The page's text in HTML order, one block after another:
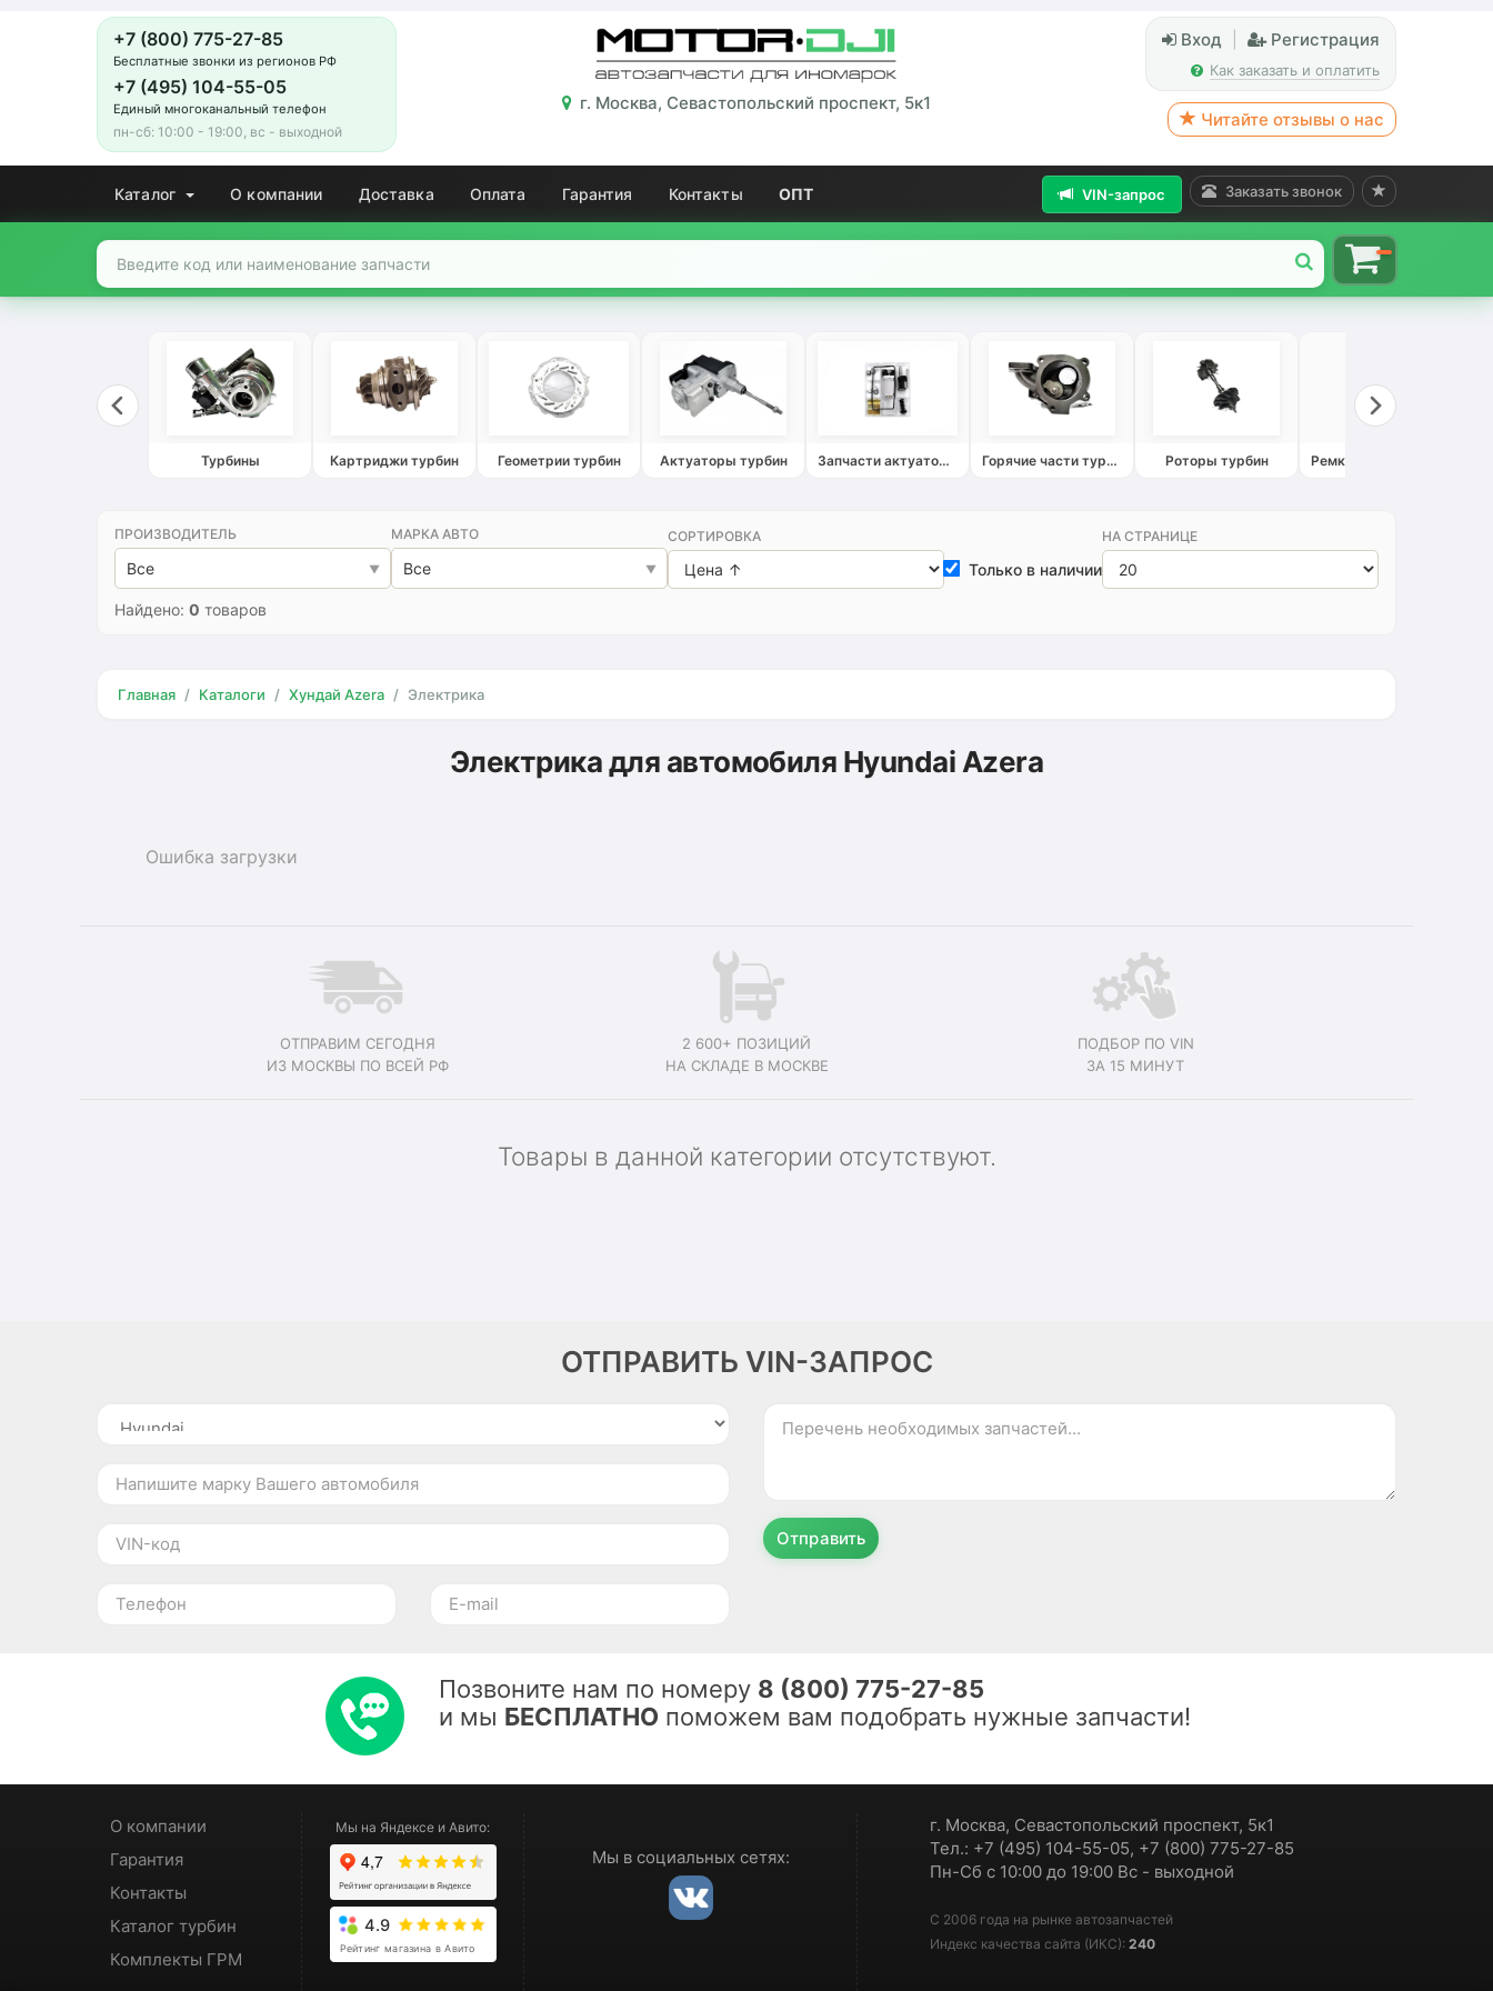
+7 (800) 775-27-85
Бесплатные звонки из регионов РФ
+7 (495) 104-55-05
Единый многоканальный телефон
пн-сб: 10:00 - 19:00, вс - выходной
г. Москва, Севастопольский проспект, 5к1
Вход Регистрация
Как заказать и оплатить
Читайте отзывы о нас
Каталог О компании Доставка Оплата Гарантия Контакты ОПТ Заказать звонок
VIN-запрос
Турбины Картриджи турбин Геометрии турбин Актуаторы турбин Запчасти актуаторов турбин Горячие части турбин Роторы турбин
ПРОИЗВОДИТЕЛЬ
Все
МАРКА АВТО
Все
СОРТИРОВКА
Только в наличии
НА СТРАНИЦЕ
Найдено: 0 товаров
Главная Каталоги Хундай Azera Электрика
Электрика для автомобиля Hyundai Azera
Ошибка загрузки
ОТПРАВИМ СЕГОДНЯ
ИЗ МОСКВЫ ПО ВСЕЙ РФ
2 600+ ПОЗИЦИЙ
НА СКЛАДЕ В МОСКВЕ
ПОДБОР ПО VIN
ЗА 15 МИНУТ
Товары в данной категории отсутствуют.
ОТПРАВИТЬ VIN-ЗАПРОС
Отправить
Позвоните нам по номеру 8 (800) 775-27-85
и мы БЕСПЛАТНО поможем вам подобрать нужные запчасти!
О компании
Гарантия
Контакты
Каталог турбин
Комплекты ГРМ
Мы на Яндексе и Авито:
4.9
Рейтинг магазина в Авито
Мы в социальных сетях:
г. Москва, Севастопольский проспект, 5к1
Тел.: +7 (495) 104-55-05, +7 (800) 775-27-85
Пн-Сб с 10:00 до 19:00 Вс - выходной
С 2006 года на рынке автозапчастей
Индекс качества сайта (ИКС): 240